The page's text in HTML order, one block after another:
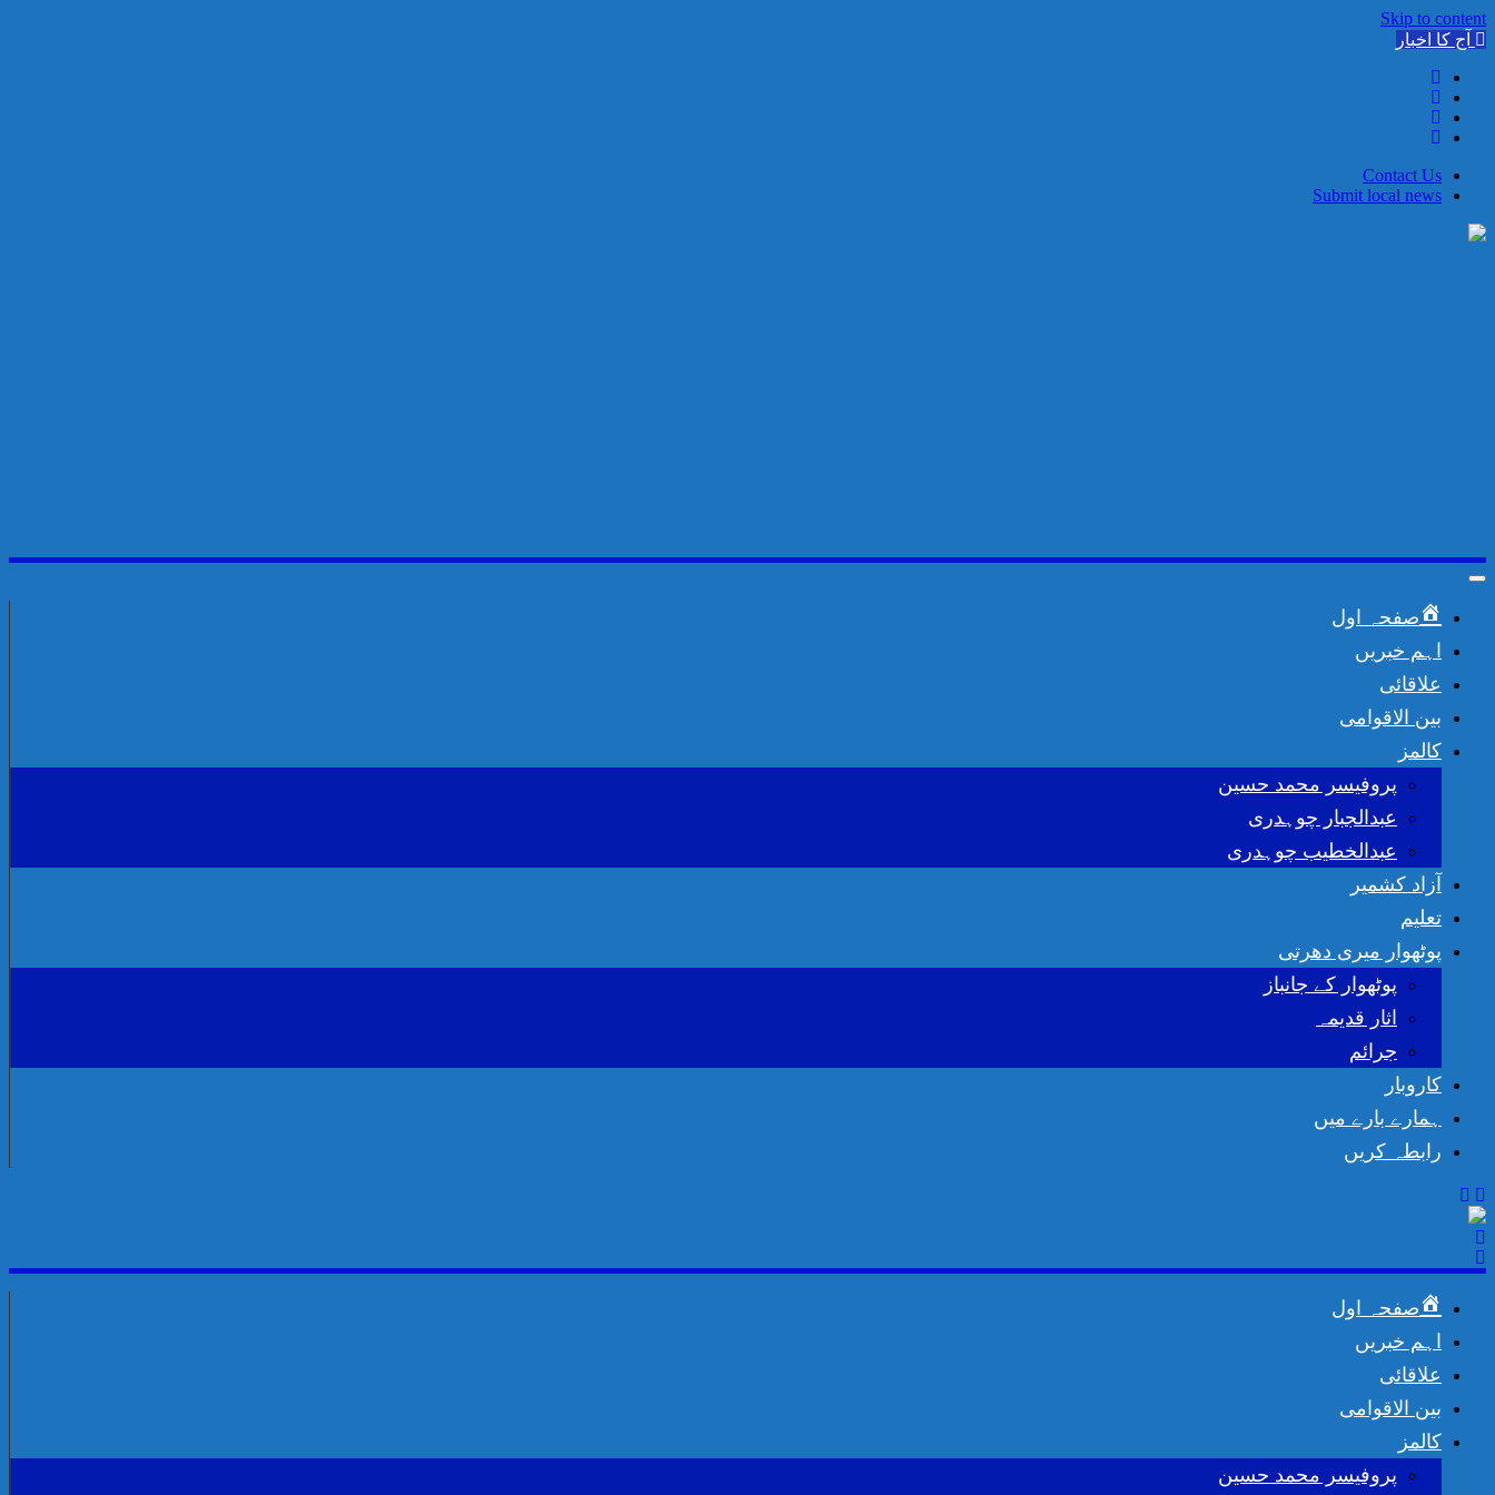
Skip to content
آج کا اخبار
Contact Us
Submit local news
Toggle
navigation
صفحہ اول
اہم خبریں
علاقائی
بین الاقوامی
کالمز
پروفیسر محمد حسین
عبدالجبار چوہدری
عبدالخطیب چوہدری
آزاد کشمیر
تعلیم
پوٹھوار میری دھرتی
پوٹھوار کے جانباز
اثار قدیمہ
جرائم
کاروبار
ہمارے بارے میں
رابطہ کریں
صفحہ اول
اہم خبریں
علاقائی
بین الاقوامی
کالمز
پروفیسر محمد حسین